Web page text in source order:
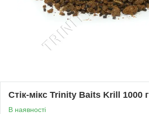
Стік-мікс Trinity Baits Krill 1000 г
В наявності